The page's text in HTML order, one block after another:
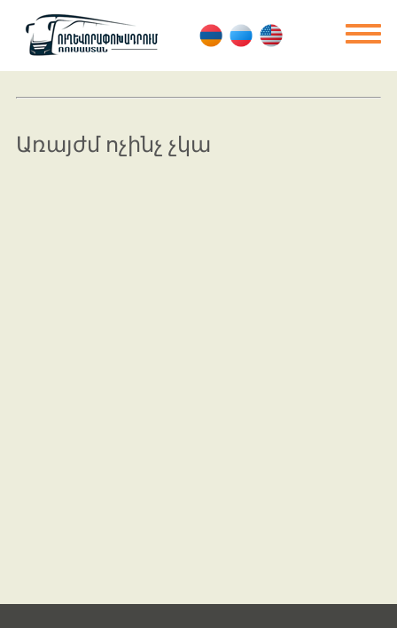
Առայժմ ոչինչ չկա